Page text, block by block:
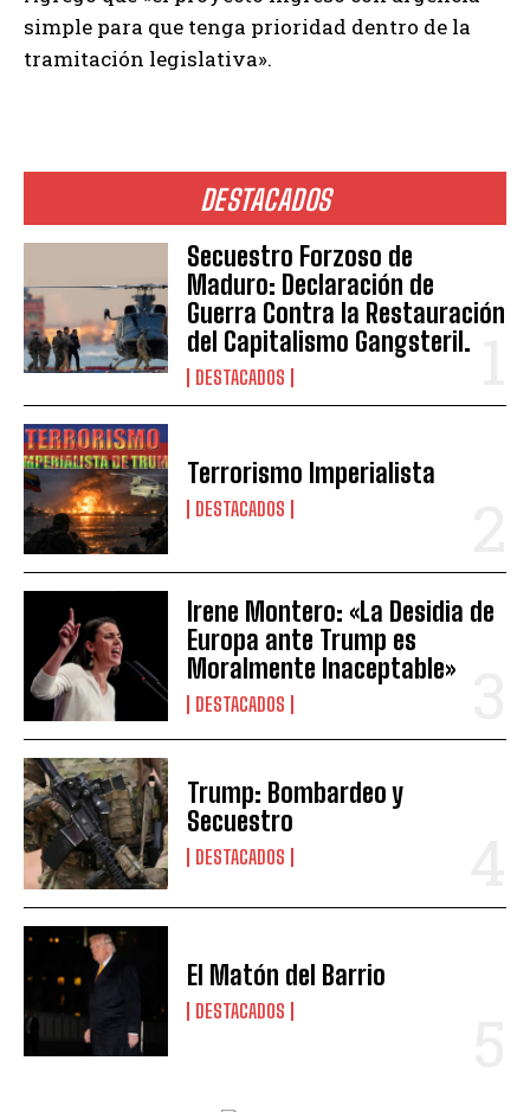
DESTACADOS
Secuestro Forzoso de
Maduro: Declaración de
Guerra Contra la Restauración
del Capitalismo Gangsteril.
DESTACADOS
Terrorismo Imperialista
DESTACADOS
Irene Montero: «La Desidia de
Europa ante Trump es
Moralmente Inaceptable»
DESTACADOS
Trump: Bombardeo y
Secuestro
DESTACADOS
El Matón del Barrio
DESTACADOS
simple para que tenga prioridad dentro de la
tramitación legislativa».